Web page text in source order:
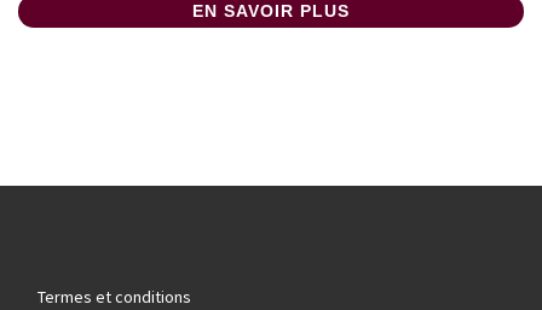
EN SAVOIR PLUS
Termes et conditions